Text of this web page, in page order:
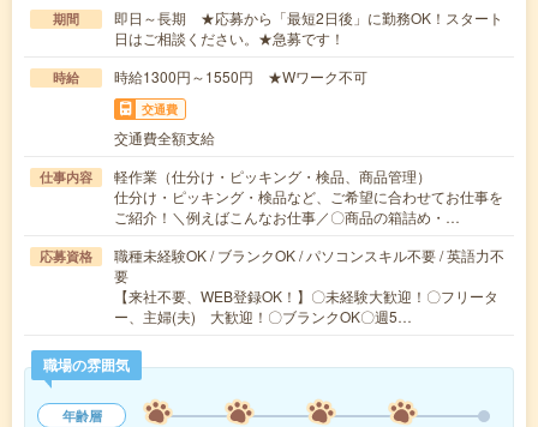
期間
即日～長期 ★応募から「最短2日後」に勤務OK！スタート
日はご相談ください。★急募です！
時給 時給1300円～1550円 ★Wワーク不可
交通費
交通費全額支給
仕事内容
軽作業（仕分け・ピッキング・検品、商品管理）
仕分け・ピッキング・検品など、ご希望に合わせてお仕事を
ご紹介！＼例えばこんなお仕事／〇商品の箱詰め・…
応募資格
職種未経験OK / ブランクOK / パソコンスキル不要 / 英語力不
要
【来社不要、WEB登録OK！】〇未経験大歓迎！〇フリータ
ー、主婦(夫) 大歓迎！〇ブランクOK〇週5…
職場の雰囲気
年齢層